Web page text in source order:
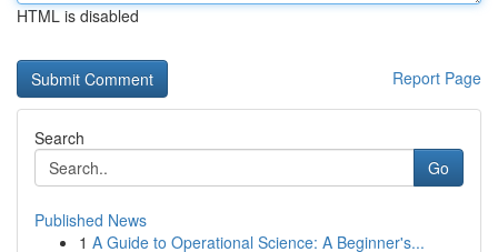
HTML is disabled
Report Page
Search
Go
Published News
1 A Guide to Operational Science: A Beginner's...